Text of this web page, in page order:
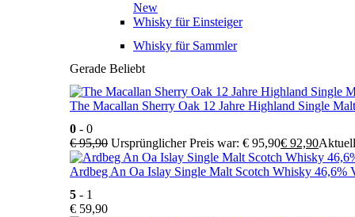
New
Whisky für Einsteiger
Whisky für Sammler
Gerade Beliebt
The Macallan Sherry Oak 12 Jahre Highland Single
0 - 0
€95,90 Ursprünglicher Preis war: € 95,90€ 92,90
Ardbeg An Oa Islay Single Malt Scotch Whisky 46,6%
5 - 1
€ 59,90